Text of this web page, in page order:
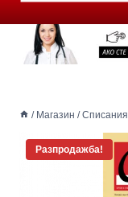
/ Магазин / Списания
Разпродажба!